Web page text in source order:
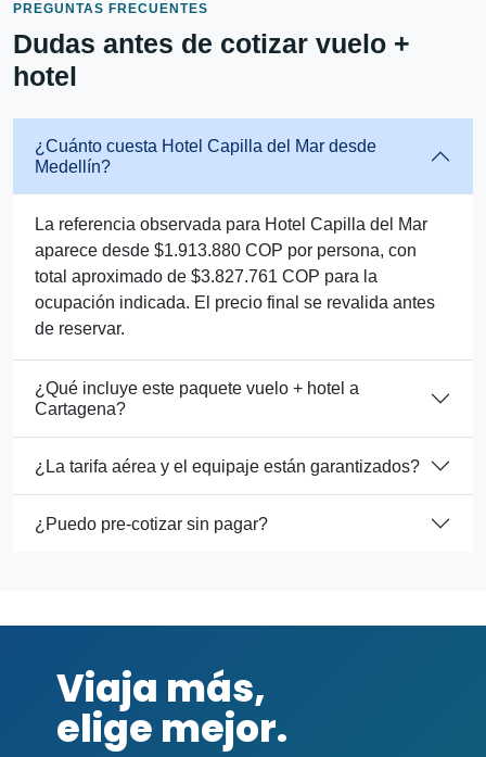
PREGUNTAS FRECUENTES
Dudas antes de cotizar vuelo +
hotel
¿Cuánto cuesta Hotel Capilla del Mar desde
Medellín?
La referencia observada para Hotel Capilla del Mar
aparece desde $1.913.880 COP por persona, con
total aproximado de $3.827.761 COP para la
ocupación indicada. El precio final se revalida antes
de reservar.
¿Qué incluye este paquete vuelo + hotel a
Cartagena?
¿La tarifa aérea y el equipaje están garantizados?
¿Puedo pre-cotizar sin pagar?
Viaja más,
elige mejor.